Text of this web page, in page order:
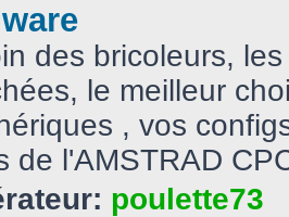
des bricoleurs,
le meilleur
, vos
de l'AMSTRAD
poulette73